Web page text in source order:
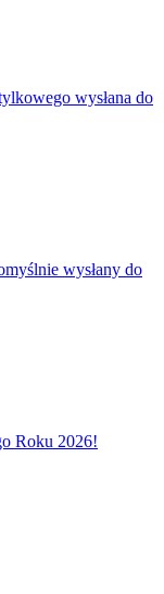
wysłana do
wysłany do
Roku 2026!